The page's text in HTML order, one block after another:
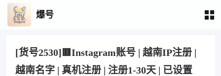
爆号
[货号2530]🟥Instagram账号 | 越南IP注册 |
越南名字 | 真机注册 | 注册1-30天 | 已设置